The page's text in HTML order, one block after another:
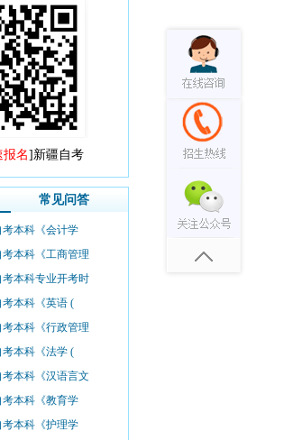
报名]新疆自考
常见问答
考本科《会计学
考本科《工商管理
考本科专业开考时
考本科《英语 (
考本科《行政管理
考本科《法学 (
考本科《汉语言文
考本科《教育学
考本科《护理学